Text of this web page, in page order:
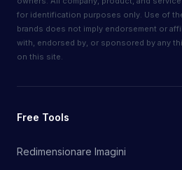
for identification purposes only. Use of
brands does not imply endorsement or
with, endorsed by, or sponsored by any
on this site.
Free Tools
Redimensionare Imagini